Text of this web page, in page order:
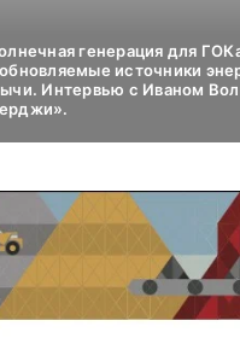
генерация для
источники
Интервью с Иваном